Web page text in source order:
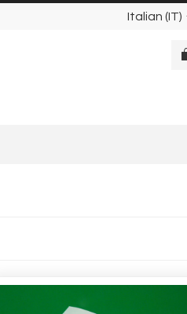
Italian (IT)